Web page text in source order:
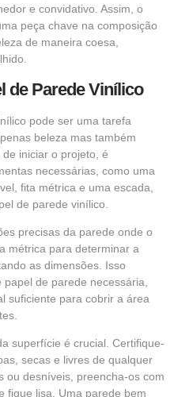
e convidativo. Assim, o
peça chave na composição
de maneira coesa,
de Parede Vinílico
pode ser uma tarefa
beleza mas também
iniciar o projeto, é
necessárias, como uma
fita métrica e uma escada,
de parede vinílico.
precisas da parede onde o
métrica para determinar a
as dimensões. Isso
de parede necessária,
suficiente para cobrir a área
superfície é crucial. Certifique-
secas e livres de qualquer
ou desníveis, preencha-os com
fique lisa. Uma parede bem